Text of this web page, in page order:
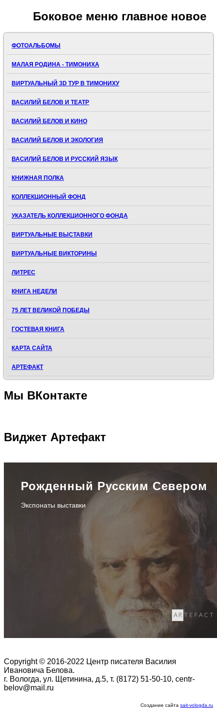
Боковое меню главное новое
ФОТОАЛЬБОМЫ
МАЛАЯ РОДИНА - ТИМОНИХА
ВИРТУАЛЬНЫЙ 3D ТУР В ТИМОНИХУ
ВАСИЛИЙ БЕЛОВ И ТЕАТР
ВАСИЛИЙ БЕЛОВ И КИНО
ВАСИЛИЙ БЕЛОВ И ЭКОЛОГИЯ
ВАСИЛИЙ БЕЛОВ И РУССКИЙ ЯЗЫК
КНИЖНАЯ ПОЛКА
КОЛЛЕКЦИОННЫЙ ФОНД
УКАЗАТЕЛЬ КОЛЛЕКЦИОННОГО ФОНДА
ВИРТУАЛЬНЫЕ ВЫСТАВКИ
ВИРТУАЛЬНЫЕ ВИКТОРИНЫ
ЛИТРЕС
КНИГА НЕДЕЛИ
75 ЛЕТ ВЕЛИКОЙ ПОБЕДЫ
ГОСТЕВАЯ КНИГА
КАРТА САЙТА
АРТЕФАКТ
Мы ВКонтакте
Виджет Артефакт
Рожденный Русским Севером
Экспонаты выставки
Copyright © 2016-2022 Центр писателя Василия
Ивановича Белова.
г. Вологда, ул. Щетинина, д.5, т. (8172) 51-50-10, centr-
belov@mail.ru
Создание сайта sait-vologda.ru